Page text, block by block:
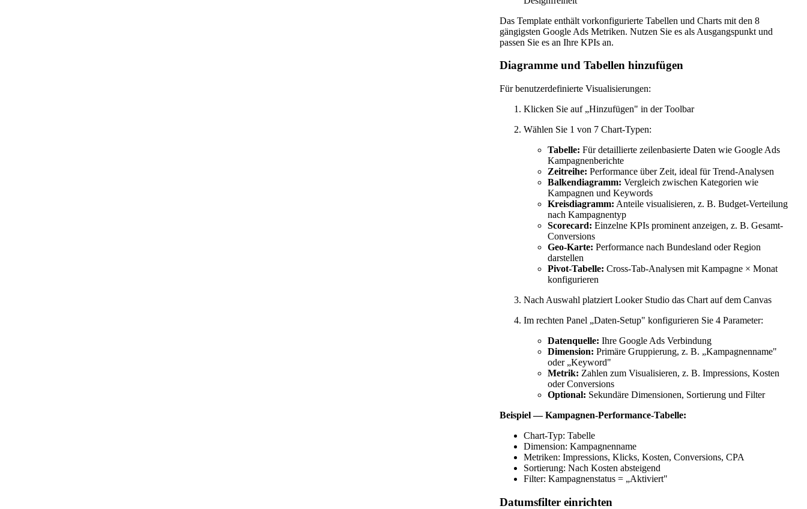
Das Template enthält vorkonfigurierte Tabellen und Charts mit den 8
gängigsten Google Ads Metriken. Nutzen Sie es als Ausgangspunkt und
passen Sie es an Ihre KPIs an.
Diagramme und Tabellen hinzufügen
Für benutzerdefinierte Visualisierungen:
Klicken Sie auf „Hinzufügen" in der Toolbar
Wählen Sie 1 von 7 Chart-Typen:
Tabelle: Für detaillierte zeilenbasierte Daten wie Google Ads
Kampagnenberichte
Zeitreihe: Performance über Zeit, ideal für Trend-Analysen
Balkendiagramm: Vergleich zwischen Kategorien wie
Kampagnen und Keywords
Kreisdiagramm: Anteile visualisieren, z. B. Budget-Verteilung
nach Kampagnentyp
Scorecard: Einzelne KPIs prominent anzeigen, z. B. Gesamt-
Conversions
Geo-Karte: Performance nach Bundesland oder Region
darstellen
Pivot-Tabelle: Cross-Tab-Analysen mit Kampagne × Monat
konfigurieren
Nach Auswahl platziert Looker Studio das Chart auf dem Canvas
Im rechten Panel „Daten-Setup" konfigurieren Sie 4 Parameter:
Datenquelle: Ihre Google Ads Verbindung
Dimension: Primäre Gruppierung, z. B. „Kampagnenname"
oder „Keyword"
Metrik: Zahlen zum Visualisieren, z. B. Impressions, Kosten
oder Conversions
Optional: Sekundäre Dimensionen, Sortierung und Filter
Beispiel — Kampagnen-Performance-Tabelle:
Chart-Typ: Tabelle
Dimension: Kampagnenname
Metriken: Impressions, Klicks, Kosten, Conversions, CPA
Sortierung: Nach Kosten absteigend
Filter: Kampagnenstatus = „Aktiviert"
Datumsfilter einrichten